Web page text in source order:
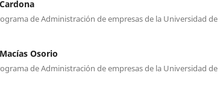
de Administración de empresas de la Universidad de
Osorio
de Administración de empresas de la Universidad de